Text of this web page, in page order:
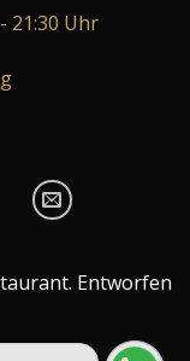
21:30 Uhr
Entworfen